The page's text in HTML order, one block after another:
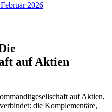
2026
auf Aktien
auf Aktien,
die Komplementäre,